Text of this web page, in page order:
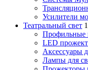
Усилители
Театральный свет
Профильные
LED
Аксессуары
Лампы для